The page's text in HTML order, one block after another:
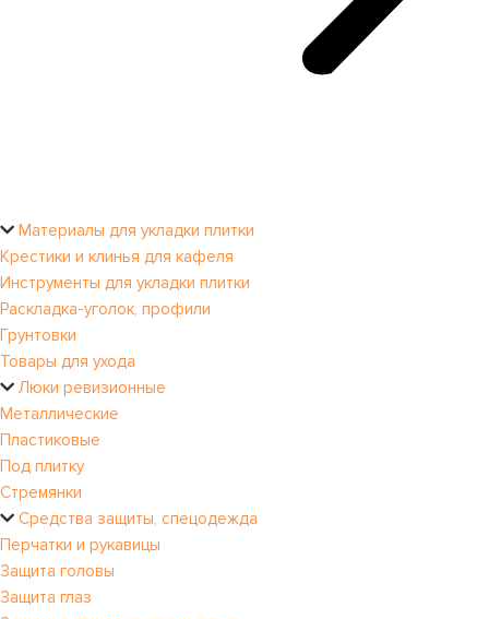
Материалы для укладки плитки
Крестики и клинья для кафеля
Инструменты для укладки плитки
Раскладка-уголок, профили
Грунтовки
Товары для ухода
Люки ревизионные
Металлические
Пластиковые
Под плитку
Стремянки
Средства защиты, спецодежда
Перчатки и рукавицы
Защита головы
Защита глаз